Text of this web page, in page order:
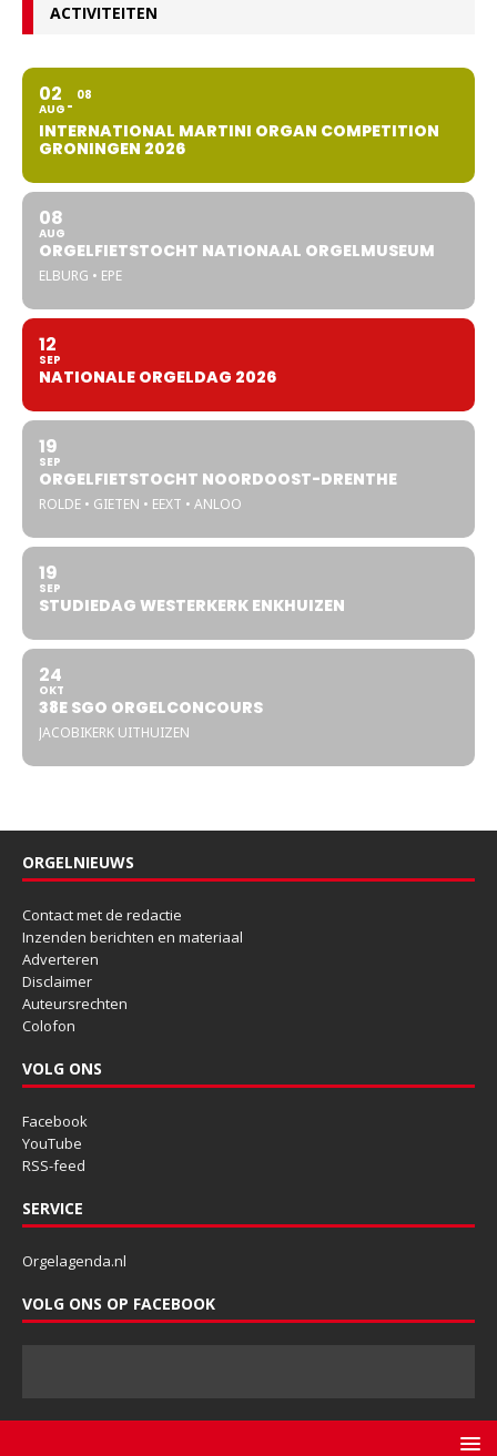
ACTIVITEITEN
02
AUG
08
INTERNATIONAL MARTINI ORGAN COMPETITION
GRONINGEN 2026
08
AUG
ORGELFIETSTOCHT NATIONAAL ORGELMUSEUM
ELBURG • EPE
12
SEP
NATIONALE ORGELDAG 2026
19
SEP
ORGELFIETSTOCHT NOORDOOST-DRENTHE
ROLDE • GIETEN • EEXT • ANLOO
19
SEP
STUDIEDAG WESTERKERK ENKHUIZEN
24
OKT
38E SGO ORGELCONCOURS
JACOBIKERK UITHUIZEN
ORGELNIEUWS
Contact met de redactie
Inzenden berichten en materiaal
Adverteren
Disclaimer
Auteursrechten
Colofon
VOLG ONS
Facebook
YouTube
RSS-feed
SERVICE
Orgelagenda.nl
VOLG ONS OP FACEBOOK